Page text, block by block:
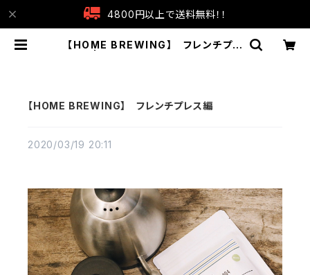
4800円以上で送料無料！！
【HOME BREWING】 フレンチプレ
【HOME BREWING】 フレンチプレス編
2020/03/19 20:11